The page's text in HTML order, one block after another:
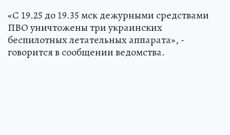
«С 19.25 до 19.35 мск дежурными средствами
ПВО уничтожены три украинских
беспилотных летательных аппарата», -
говорится в сообщении ведомства.